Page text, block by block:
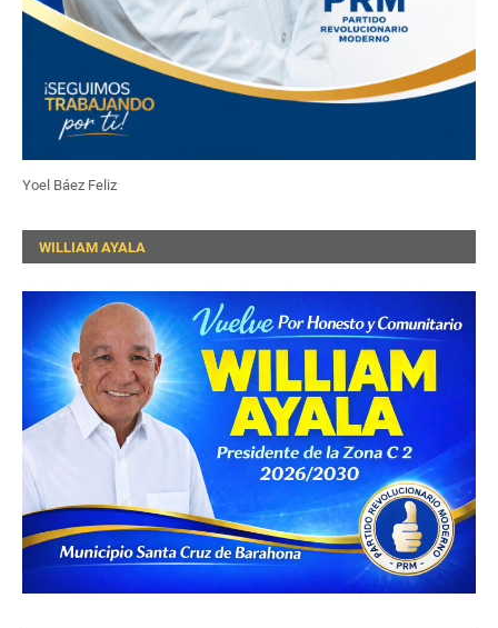
Yoel Báez Feliz
WILLIAM AYALA